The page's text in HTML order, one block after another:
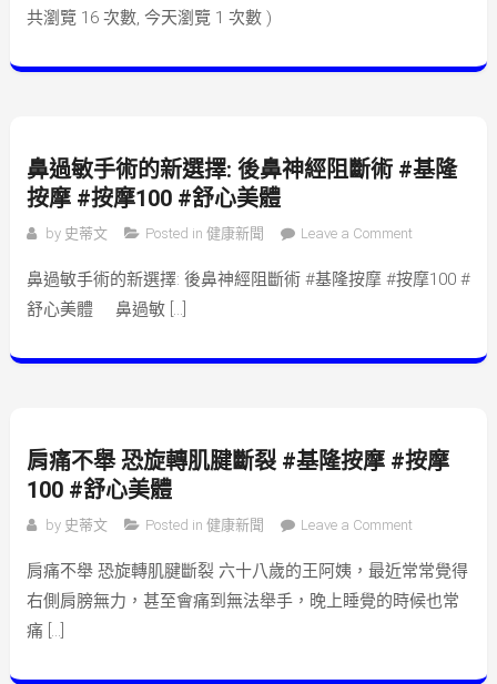
共瀏覽 16 次數, 今天瀏覽 1 次數 )
鼻過敏手術的新選擇: 後鼻神經阻斷術 #基隆
按摩 #按摩100 #舒心美體
by 史蒂文 Posted in 健康新聞 Leave a Comment
後鼻神經阻
#舒心美體
鼻過敏手術的新選擇: 後鼻神經阻斷術 #基隆按摩 #按摩100 #
舒心美體 鼻過敏 […]
肩痛不舉 恐旋轉肌腱斷裂 #基隆按摩 #按摩
100 #舒心美體
by 史蒂文 Posted in 健康新聞 Leave a Comment
斷裂 #基隆按
摩 #按摩100
肩痛不舉 恐旋轉肌腱斷裂 六十八歲的王阿姨，最近常常覺得
右側肩膀無力，甚至會痛到無法舉手，晚上睡覺的時候也常
痛 […]